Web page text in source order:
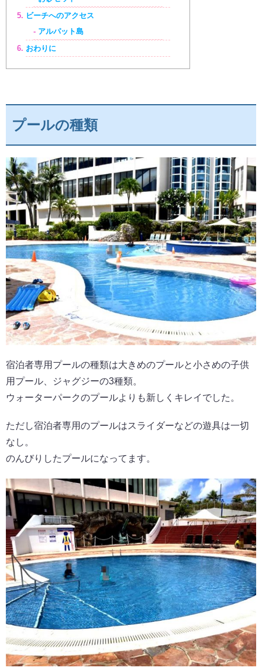
ビーチへのアクセス
アルパット島
おわりに
プールの種類
宿泊者専用プールの種類は大きめのプールと小さめの子供
用プール、ジャグジーの3種類。
ウォーターパークのプールよりも新しくキレイでした。
ただし宿泊者専用のプールはスライダーなどの遊具は一切
なし。
のんびりしたプールになってます。